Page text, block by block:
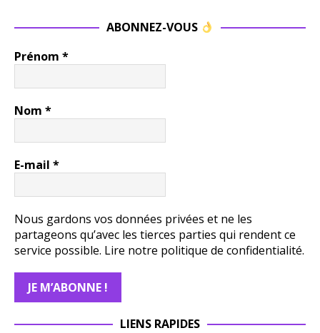
ABONNEZ-VOUS
Prénom *
Nom *
E-mail *
Nous gardons vos données privées et ne les
partageons qu’avec les tierces parties qui rendent ce
service possible. Lire notre politique de confidentialité.
LIENS RAPIDES